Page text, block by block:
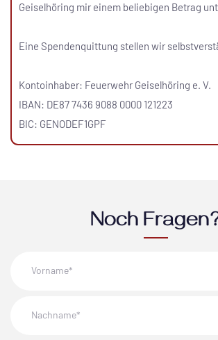
Geiselhöring mir einem beliebigen Betrag
Eine Spendenquittung stellen wir
Kontoinhaber: Feuerwehr Geiselhöring e. V.
IBAN: DE87 7436 9088 0000 121223
BIC: GENODEF1GPF
Noch